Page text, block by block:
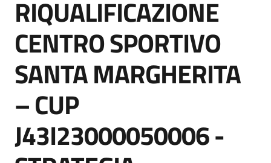
English
site
Seguici
su
RIQUALIFICAZIONE
CENTRO SPORTIVO
SANTA MARGHERITA
– CUP
J43I23000050006 -